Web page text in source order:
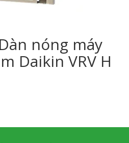
nóng máy
Daikin VRV H